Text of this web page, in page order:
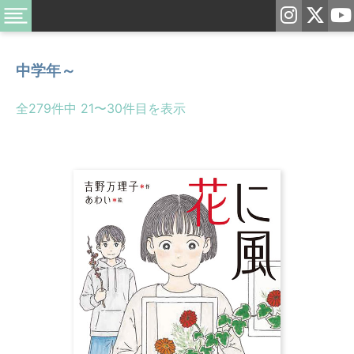
中学年～
全279件中 21〜30件目を表示